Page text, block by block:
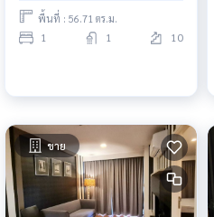
พื้นที่ : 56.71 ตร.ม.
1 1 10
ขาย